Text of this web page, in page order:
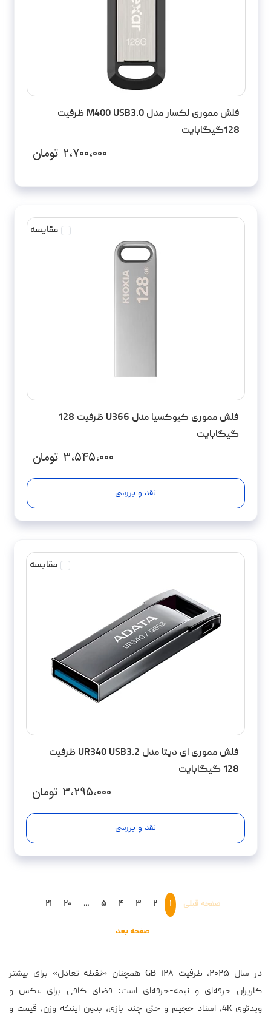
فلش مموری لکسار مدل M400 USB3.0 ظرفیت
128گیگابایت
۲،۷۰۰،۰۰۰ تومان
مقایسه
فلش مموری کیوکسیا مدل U366 ظرفیت 128
گیگابایت
۳،۵۴۵،۰۰۰ تومان
نقد و بررسی
مقایسه
فلش مموری ای دیتا مدل UR340 USB3.2 ظرفیت
128 گیگابایت
۳،۲۹۵،۰۰۰ تومان
نقد و بررسی
صفحه قبلی ۱ ۲ ۳ ۴ ۵ ... ۲۰ ۲۱
صفحه بعد
در ‌سال ۲۰۲۵، ظرفیت ۱۲۸ GB همچنان «نقطه تعادل» برای بیشتر
کاربران حرفه‌ای و نیمه-حرفه‌ای است: فضای کافی برای عکس‌ و
ویدئوی 4K، اسناد حجیم و حتی چند بازی، بدون اینکه وزن، قیمت و